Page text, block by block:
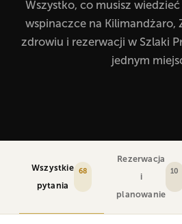
Wszystko, co musisz
wspinaczce na Kilimandżaro,
zdrowiu i rezerwacji w Szlaki
jednym
Wszystkie
pytania
68
Rezerwacja
i
planowanie
10